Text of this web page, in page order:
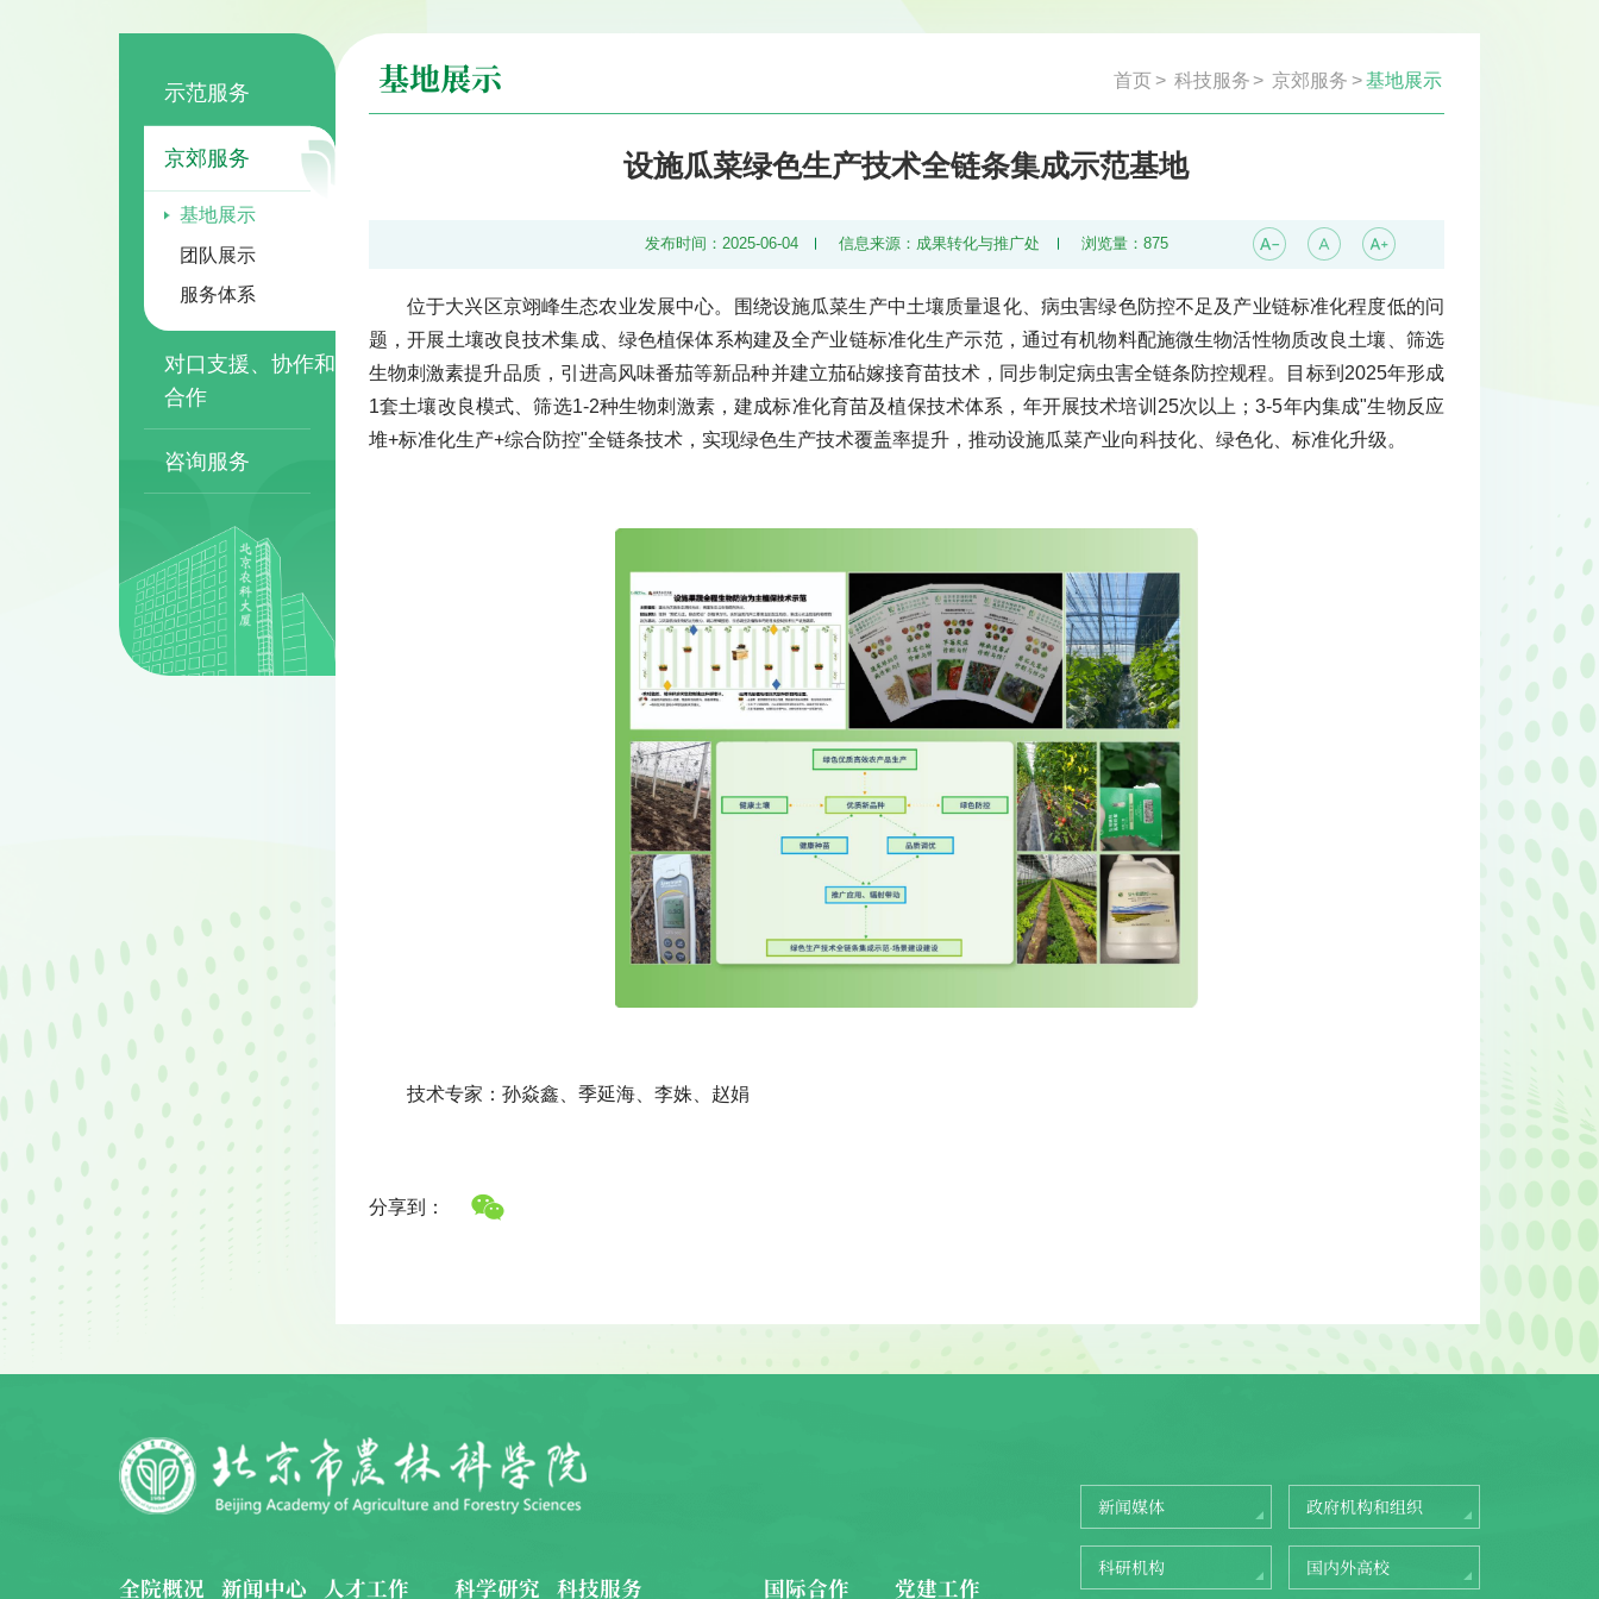
示范服务
京郊服务
基地展示
团队展示
服务体系
对口支援、协作和
合作
咨询服务
首页 > 科技服务 > 京郊服务 >基地展示
基地展示
设施瓜菜绿色生产技术全链条集成示范基地
发布时间：2025-06-04 信息来源：成果转化与推广处 浏览量：875
位于大兴区京翊峰生态农业发展中心。围绕设施瓜菜生产中土壤质量退化、病虫害绿色防控不足及产业链标准化程度低的问
题，开展土壤改良技术集成、绿色植保体系构建及全产业链标准化生产示范，通过有机物料配施微生物活性物质改良土壤、筛选
生物刺激素提升品质，引进高风味番茄等新品种并建立茄砧嫁接育苗技术，同步制定病虫害全链条防控规程。目标到2025年形成
1套土壤改良模式、筛选1-2种生物刺激素，建成标准化育苗及植保技术体系，年开展技术培训25次以上；3-5年内集成"生物反应
堆+标准化生产+综合防控"全链条技术，实现绿色生产技术覆盖率提升，推动设施瓜菜产业向科技化、绿色化、标准化升级。
技术专家：孙焱鑫、季延海、李姝、赵娟
分享到：
全院概况 新闻中心 人才工作 科学研究 科技服务 国际合作 党建工作
新闻媒体 政府机构和组织
科研机构 国内外高校